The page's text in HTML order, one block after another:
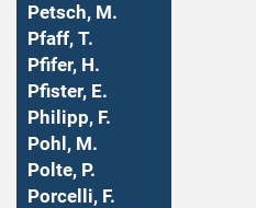
Petsch, M.
Pfaff, T.
Pfifer, H.
Pfister, E.
Philipp, F.
Pohl, M.
Polte, P.
Porcelli, F.